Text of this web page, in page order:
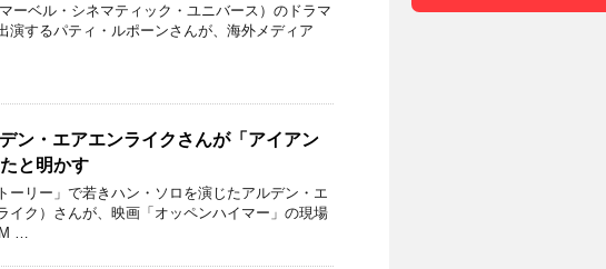
ーベル・シネマティック・ユニバース）のドラマ
演するパティ・ルポーンさんが、海外メディア
ン・エアエンライクさんが「アイアン
と明かす
ーリー」で若きハン・ソロを演じたアルデン・エ
イク）さんが、映画「オッペンハイマー」の現場
…